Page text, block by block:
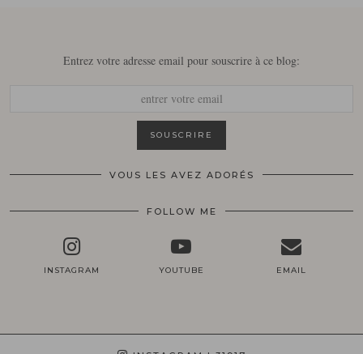
Entrez votre adresse email pour souscrire à ce blog:
VOUS LES AVEZ ADORÉS
FOLLOW ME
INSTAGRAM YOUTUBE EMAIL